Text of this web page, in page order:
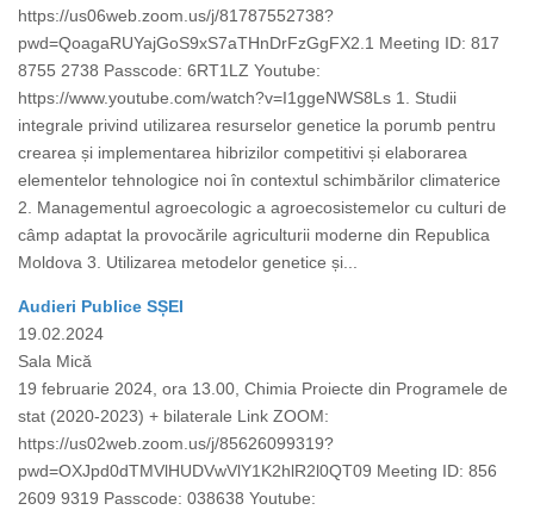
https://us06web.zoom.us/j/81787552738?
pwd=QoagaRUYajGoS9xS7aTHnDrFzGgFX2.1 Meeting ID: 817
8755 2738 Passcode: 6RT1LZ Youtube:
https://www.youtube.com/watch?v=I1ggeNWS8Ls 1. Studii
integrale privind utilizarea resurselor genetice la porumb pentru
crearea și implementarea hibrizilor competitivi și elaborarea
elementelor tehnologice noi în contextul schimbărilor climaterice
2. Managementul agroecologic a agroecosistemelor cu culturi de
câmp adaptat la provocările agriculturii moderne din Republica
Moldova 3. Utilizarea metodelor genetice și...
Audieri Publice SȘEI
19.02.2024
Sala Mică
19 februarie 2024, ora 13.00, Chimia Proiecte din Programele de
stat (2020-2023) + bilaterale Link ZOOM:
https://us02web.zoom.us/j/85626099319?
pwd=OXJpd0dTMVlHUDVwVlY1K2hlR2l0QT09 Meeting ID: 856
2609 9319 Passcode: 038638 Youtube: